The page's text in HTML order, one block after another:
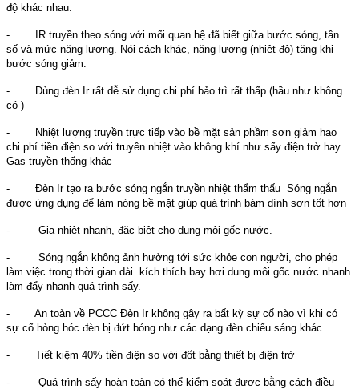
độ khác nhau.
- IR truyền theo sóng với mối quan hệ đã biết giữa bước sóng, tần
số và mức năng lượng. Nói cách khác, năng lượng (nhiệt độ) tăng khi
bước sóng giảm.
- Dùng đèn Ir rất dễ sử dụng chi phí bảo trì rất thấp (hầu như không
có )
- Nhiệt lượng truyền trực tiếp vào bề mặt sản phầm sơn giảm hao
chi phí tiền điện so với truyền nhiệt vào không khí như sấy điện trở hay
Gas truyền thống khác
- Đèn Ir tạo ra bước sóng ngắn truyền nhiệt thẩm thấu Sóng ngắn
được ứng dụng để làm nóng bề mặt giúp quá trình bám dính sơn tốt hơn
- Gia nhiệt nhanh, đặc biệt cho dung môi gốc nước.
- Sóng ngắn không ảnh hưởng tới sức khỏe con người, cho phép
làm việc trong thời gian dài. kích thích bay hơi dung môi gốc nước nhanh
làm đẩy nhanh quá trình sấy.
- An toàn về PCCC Đèn Ir không gây ra bất kỳ sự cố nào vì khi có
sự cố hỏng hóc đèn bị đứt bóng như các dạng đèn chiếu sáng khác
- Tiết kiệm 40% tiền điện so với đốt bằng thiết bị điện trở
- Quá trình sấy hoàn toàn có thể kiểm soát được bằng cách điều